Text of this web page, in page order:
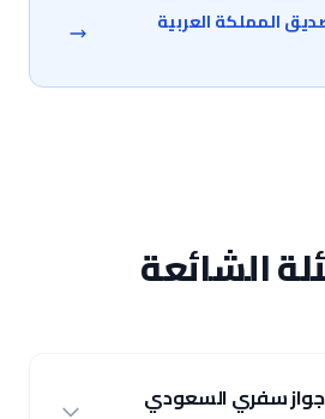
المملكة العربية
الشائعة
جواز سفري السعودي